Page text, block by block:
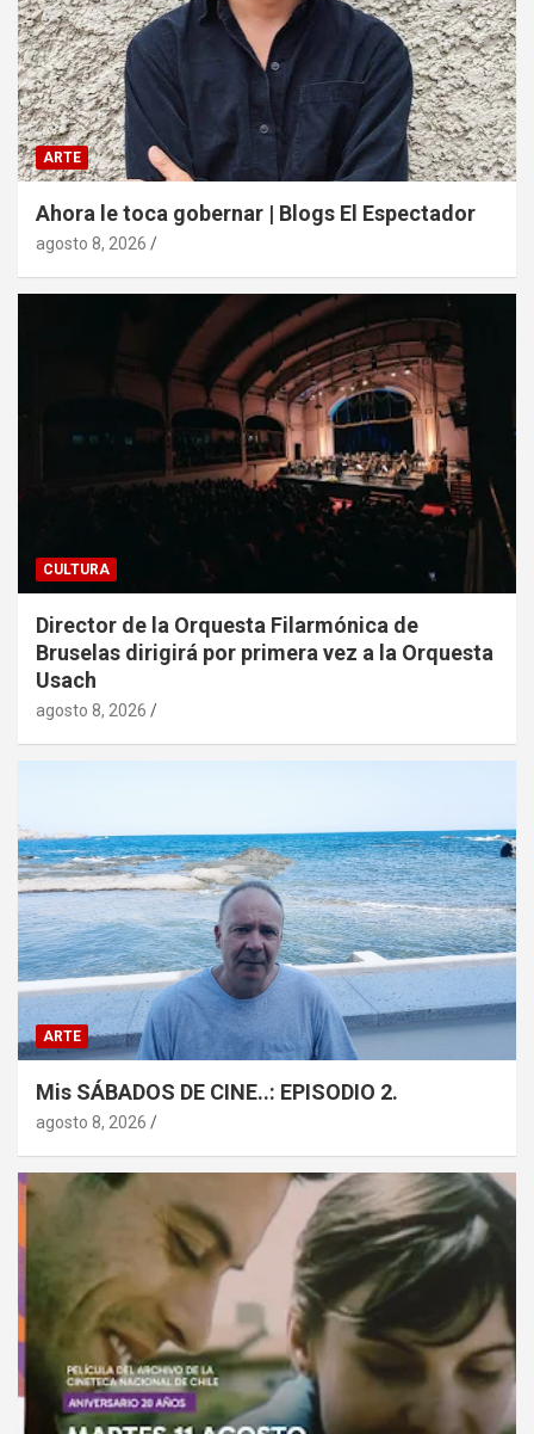
ARTE
Ahora le toca gobernar | Blogs El Espectador
agosto 8, 2026
CULTURA
Director de la Orquesta Filarmónica de
Bruselas dirigirá por primera vez a la Orquesta
Usach
agosto 8, 2026
ARTE
Mis SÁBADOS DE CINE..: EPISODIO 2.
agosto 8, 2026